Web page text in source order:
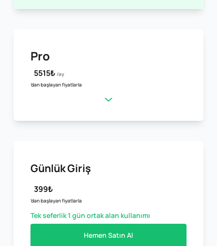
Pro
5515₺ /ay
’dan başlayan fiyatlarla
Günlük Giriş
399₺
’dan başlayan fiyatlarla
Tek seferlik 1 gün ortak alan kullanımı
Hemen Satın Al